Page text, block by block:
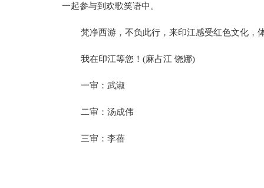
一起参与到欢歌笑语中。
梵净西游，不负此行，来印江感受红色文化，
我在印江等您！(麻占江 饶娜)
一审：武淑
二审：汤成伟
三审：李蓓